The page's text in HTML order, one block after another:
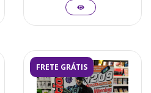
FRETE GRÁTIS